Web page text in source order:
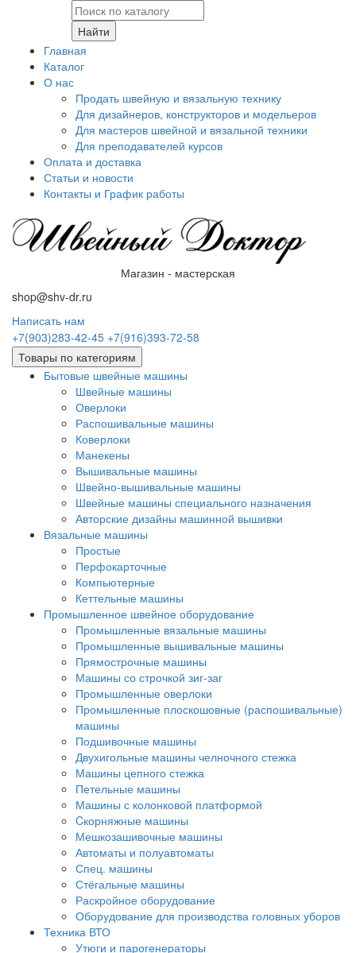
Найти
Главная
Каталог
О нас
Продать швейную и вязальную технику
Для дизайнеров, конструкторов и модельеров
Для мастеров швейной и вязальной техники
Для преподавателей курсов
Оплата и доставка
Статьи и новости
Контакты и График работы
Магазин - мастерская
shop@shv-dr.ru
Написать нам
+7(903)283-42-45 +7(916)393-72-58
Товары по категориям
Бытовые швейные машины
Швейные машины
Оверлоки
Распошивальные машины
Коверлоки
Манекены
Вышивальные машины
Швейно-вышивальные машины
Швейные машины специального назначения
Авторские дизайны машинной вышивки
Вязальные машины
Простые
Перфокарточные
Компьютерные
Кеттельные машины
Промышленное швейное оборудование
Промышленные вязальные машины
Промышленные вышивальные машины
Прямострочные машины
Машины со строчкой зиг-заг
Промышленные оверлоки
Промышленные плоскошовные (распошивальные)
машины
Подшивочные машины
Двухигольные машины челночного стежка
Машины цепного стежка
Петельные машины
Машины с колонковой платформой
Cкорняжные машины
Мешкозашивочные машины
Автоматы и полуавтоматы
Спец. машины
Стёгальные машины
Раскройное оборудование
Оборудование для производства головных уборов
Техника ВТО
Утюги и парогенераторы